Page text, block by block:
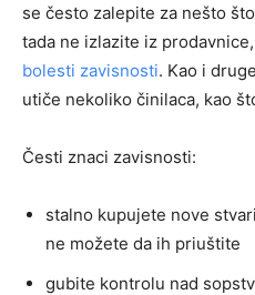
se često zalepite za nešto
tada ne izlazite iz
bolesti zavisnosti. Kao i
utiče nekoliko činilaca, kao
Česti znaci zavisnosti:
stalno kupujete nove
ne možete da ih priuštite
gubite kontrolu nad